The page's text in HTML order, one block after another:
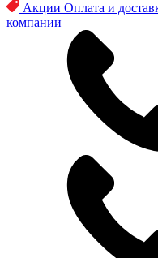
Акции Оплата и
компании